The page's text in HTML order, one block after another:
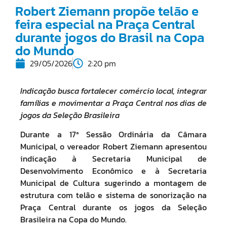
Robert Ziemann propõe telão e
feira especial na Praça Central
durante jogos do Brasil na Copa
do Mundo
29/05/2026 2:20 pm
Indicação busca fortalecer comércio local, integrar
famílias e movimentar a Praça Central nos dias de
jogos da Seleção Brasileira
Durante a 17ª Sessão Ordinária da Câmara
Municipal, o vereador Robert Ziemann apresentou
indicação à Secretaria Municipal de
Desenvolvimento Econômico e à Secretaria
Municipal de Cultura sugerindo a montagem de
estrutura com telão e sistema de sonorização na
Praça Central durante os jogos da Seleção
Brasileira na Copa do Mundo.